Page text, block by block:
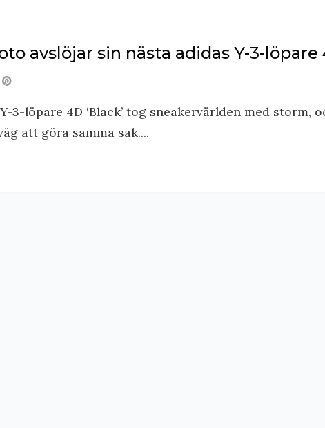
avslöjar sin nästa adidas Y-3-löpare
3-löpare 4D ‘Black’ tog sneakervärlden med storm,
att göra samma sak....